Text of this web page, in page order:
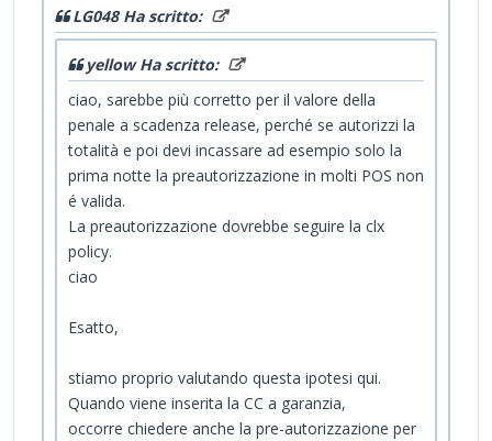
LG048 Ha scritto:
yellow Ha scritto:
ciao, sarebbe più corretto per il valore della
penale a scadenza release, perché se autorizzi la
totalità e poi devi incassare ad esempio solo la
prima notte la preautorizzazione in molti POS non
é valida.
La preautorizzazione dovrebbe seguire la clx
policy.
ciao
Esatto,
stiamo proprio valutando questa ipotesi qui.
Quando viene inserita la CC a garanzia,
occorre chiedere anche la pre-autorizzazione per